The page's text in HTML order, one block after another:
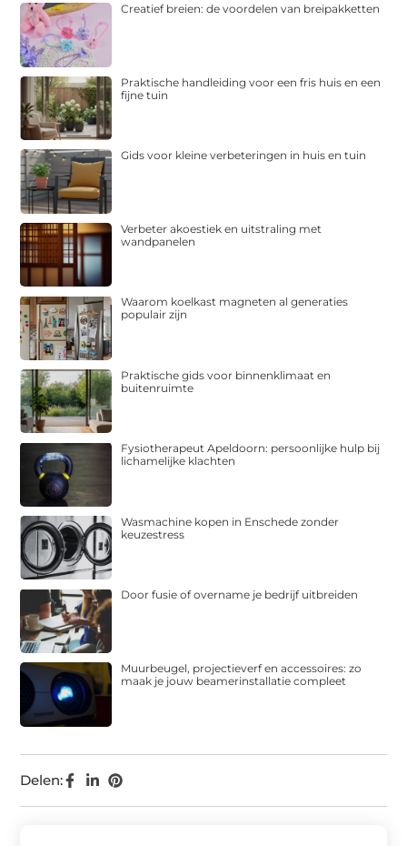
Delen:
Creatief breien: de voordelen van breipakketten
Praktische handleiding voor een fris huis en een
fijne tuin
Gids voor kleine verbeteringen in huis en tuin
Verbeter akoestiek en uitstraling met
wandpanelen
Waarom koelkast magneten al generaties
populair zijn
Praktische gids voor binnenklimaat en
buitenruimte
Fysiotherapeut Apeldoorn: persoonlijke hulp bij
lichamelijke klachten
Wasmachine kopen in Enschede zonder
keuzestress
Door fusie of overname je bedrijf uitbreiden
Muurbeugel, projectieverf en accessoires: zo
maak je jouw beamerinstallatie compleet